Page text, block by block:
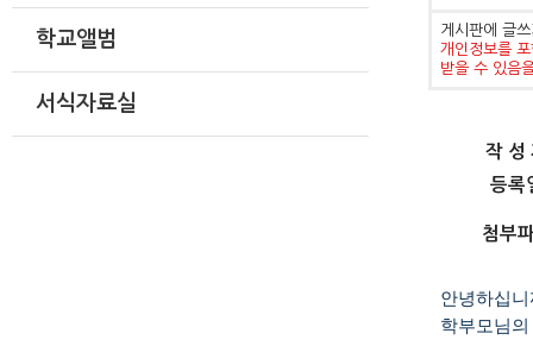
학교앨범
서식자료실
게시판에 글
개인정보를
받을 수 있음
작 성
등록
첨부
안녕하십
학부모님